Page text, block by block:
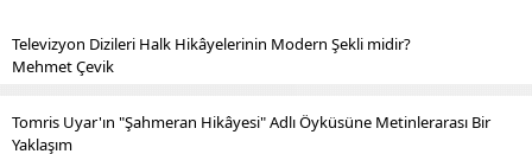
Televizyon Dizileri Halk Hikâyelerinin Modern Şekli midir?
Mehmet Çevik
Tomris Uyar'ın "Şahmeran Hikâyesi" Adlı Öyküsüne Metinlerarası Bir
Yaklaşım